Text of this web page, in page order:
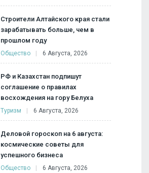
Строители Алтайского края стали
зарабатывать больше, чем в
прошлом году
Общество 6 Августа, 2026
РФ и Казахстан подпишут
соглашение о правилах
восхождения на гору Белуха
Туризм 6 Августа, 2026
Деловой гороскоп на 6 августа:
космические советы для
успешного бизнеса
Общество 6 Августа, 2026